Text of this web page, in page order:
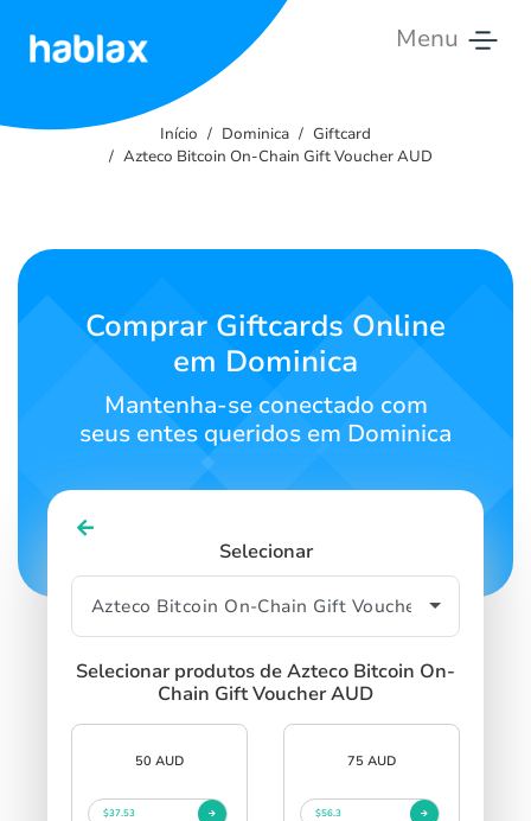
Menu
Português
SIGN INSIGN UP
Início Dominica
Giftcard
Azteco Bitcoin On-Chain Gift Voucher AUD
Comprar Giftcards Online
em Dominica
Mantenha-se conectado com
seus entes queridos em Dominica
Selecionar
Selecionar produtos de Azteco Bitcoin On-
Chain Gift Voucher AUD
50 AUD
$37.53
75 AUD
$56.3